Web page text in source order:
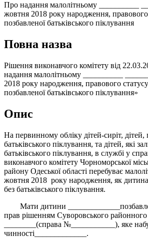
Про надання малолітньому __________
жовтня 2018 року народження,
позбавленої батьківського піклування
Повна назва
Рішення виконавчого комітету від
надання малолітньому __________
2018 року народження, правового
позбавленої батьківського піклування»
Опис
На первинному обліку дітей-сиріт, дітей,
батьківського піклування, та дітей, які
батьківського піклування, в службі у
виконавчого комітету Чорноморської
району Одеської області перебуває
жовтня 2018 року народження, як
без батьківського піклування.
Мати дитини
прав рішенням Суворовського
________(справа №___________), яке
чинності_____________.